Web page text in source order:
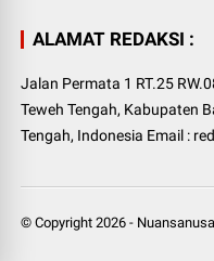
ALAMAT REDAKSI :
Jalan Permata 1 RT.25
Teweh Tengah, Kabupaten
Tengah, Indonesia Email :
© Copyright2026 -